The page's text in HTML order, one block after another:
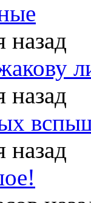
назад
назад
назад